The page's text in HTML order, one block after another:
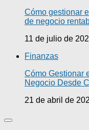
Cómo gestionar
de negocio
11 de julio de
Finanzas
Cómo Gestionar
Negocio Desde
21 de abril de